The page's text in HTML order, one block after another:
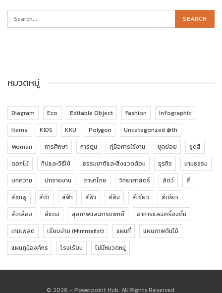
หมวดหมู่
Diagram Eco Editable Object Fashion
Infographic
Items
KIDS KKU Polygon
Uncategorized @th
Woman
การศึกษา การ์ตูน คู่มือการใช้งาน ชุดย่อย
ชุดสี
ดอกไม้
ทิปและวิธีใช้ ธรรมชาติและสิ่งแวดล้อม ธุรกิจ
นามธรรม
บทความ
ปกรายงาน ภาษาไทย วิทยาศาสตร์ สัตว์
สี
สีชมพู
สีดำ สีฟ้า สีฟ้า สีส้ม สีเขียว
สีเขียว
สีเหลือง
สีแดง สุขภาพและการแพทย์
อาหารและเครื่องดื่ม
เทมเพลต
เรียบง่าย (Minimalist) แผนที่
แผนภาพต้นไม้
แผนภูมิองค์กร
โรงเรียน ไม่มีหมวดหมู่
© 2026 - Powerpoint Hub. All Rights Reserved.